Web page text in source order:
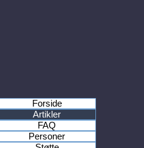
Forside
Artikler
FAQ
Personer